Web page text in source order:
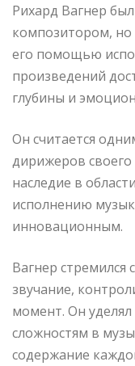
Рихард Вагнер
композитором,
его помощью
произведений
глубины и
Он считается
дирижеров
наследие в
исполнению
инновационным.
Вагнер стремился
звучание,
момент. Он
сложностям в
содержание